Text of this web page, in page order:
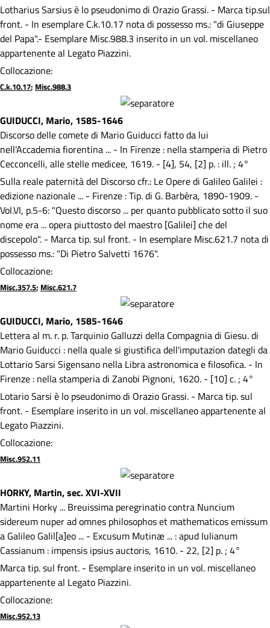
Lotharius Sarsius è lo pseudonimo di Orazio Grassi. - Marca tip.sul
front. - In esemplare C.k.10.17 nota di possesso ms.: "di Giuseppe
del Papa".- Esemplare Misc.988.3 inserito in un vol. miscellaneo
appartenente al Legato Piazzini.
Collocazione:
C.k.10.17; Misc.988.3
GUIDUCCI, Mario, 1585-1646
Discorso delle comete di Mario Guiducci fatto da lui
nell'Accademia fiorentina ... - In Firenze : nella stamperia di Pietro
Cecconcelli, alle stelle medicee, 1619. - [4], 54, [2] p. : ill. ; 4°
Sulla reale paternità del Discorso cfr.: Le Opere di Galileo Galilei :
edizione nazionale ... - Firenze : Tip. di G. Barbèra, 1890-1909. -
Vol.VI, p.5-6: "Questo discorso ... per quanto pubblicato sotto il suo
nome era ... opera piuttosto del maestro [Galilei] che del
discepolo". - Marca tip. sul front. - In esemplare Misc.621.7 nota di
possesso ms.: "Di Pietro Salvetti 1676".
Collocazione:
Misc.357.5; Misc.621.7
GUIDUCCI, Mario, 1585-1646
Lettera al m. r. p. Tarquinio Galluzzi della Compagnia di Giesu. di
Mario Guiducci : nella quale si giustifica dell'imputazion dategli da
Lottario Sarsi Sigensano nella Libra astronomica e filosofica. - In
Firenze : nella stamperia di Zanobi Pignoni, 1620. - [10] c. ; 4°
Lotario Sarsi è lo pseudonimo di Orazio Grassi. - Marca tip. sul
front. - Esemplare inserito in un vol. miscellaneo appartenente al
Legato Piazzini.
Collocazione:
Misc.952.11
HORKY, Martin, sec. XVI-XVII
Martini Horky ... Breuissima peregrinatio contra Nuncium
sidereum nuper ad omnes philosophos et mathematicos emissum
a Galileo Galil[a]eo ... - Excusum Mutinæ ... : apud Iulianum
Cassianum : impensis ipsius auctoris, 1610. - 22, [2] p. ; 4°
Marca tip. sul front. - Esemplare inserito in un vol. miscellaneo
appartenente al Legato Piazzini.
Collocazione:
Misc.952.13